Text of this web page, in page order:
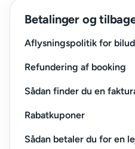
Betalinger og
Aflysningspolitik for
Refundering af booking
Sådan finder du en
Rabatkuponer
Sådan betaler du for en